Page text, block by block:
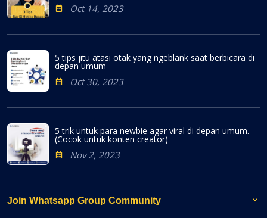
Oct 14, 2023
5 tips jitu atasi otak yang ngeblank saat berbicara di
depan umum
Oct 30, 2023
5 trik untuk para newbie agar viral di depan umum.
(Cocok untuk konten creator)
Nov 2, 2023
Join Whatsapp Group Community